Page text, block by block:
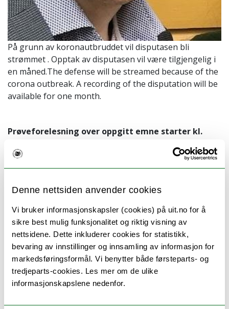
Denne nettsiden anvender cookies
Vi bruker informasjonskapsler (cookies) på uit.no for å
sikre best mulig funksjonalitet og riktig visning av
nettsidene. Dette inkluderer cookies for statistikk,
bevaring av innstillinger og innsamling av informasjon for
markedsføringsformål. Vi benytter både førsteparts- og
tredjeparts-cookies. Les mer om de ulike
informasjonskapslene nedenfor.
På grunn av koronautbruddet vil disputasen bli
strømmet . Opptak av disputasen vil være tilgjengelig i
en måned.The defense will be streamed because of the
corona outbreak. A recording of the disputation will be
available for one month.
Prøveforelesning over oppgitt emne starter kl.
Tittel/Title: “ “The role of the complement system in
acute and chronic rejection in kidney transplant
Prøveforelesningen strømmes her / The trail lecture
will be streamed here
Disputasen starter kl. 12.15 / The defense starts at
12.15
Disputasen strømmes her / The defense will be
streamed here